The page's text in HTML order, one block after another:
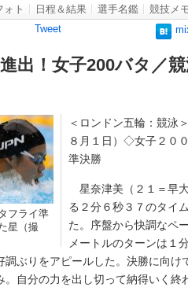
ォト 日程＆結果 選手名鑑 競技メ
Tweet
出！女子200バタ／
フライ準
星（撮
＜ロンドン五輪：競泳
８月１日）◇女子２０
準決勝
星奈津美（２１＝早
る２分６秒３７のタイ
た。序盤から快調なペ
メートルのターンは１
調ぶりをアピールした。決勝に向け
。自分の力を出し切って納得いく終